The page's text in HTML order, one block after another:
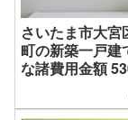
さいたま市大宮
町の新築一戸建
な諸費用金額